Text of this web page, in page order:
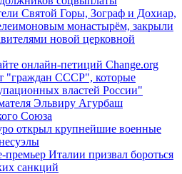
Святой Горы, Зограф и Дохиар,
монастырём, закрыли
новой церковной
онлайн-петиций Change.org
"граждан СССР", которые
властей России"
Эльвиру Агурбаш
Союза
открыл крупнейшие военные
премьер Италии призвал бороться
санкций